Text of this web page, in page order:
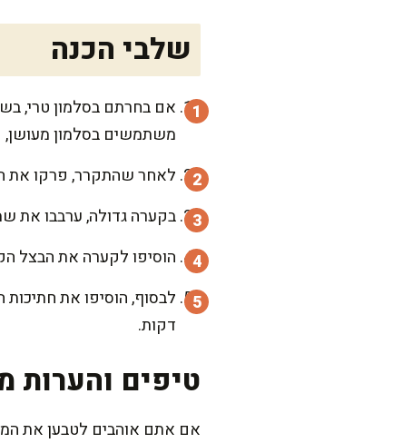
שלבי הכנה
משתמשים בסלמון
לאחר שהתקרר, פרקו את
בקערה גדולה, ערבבו את
הוסיפו לקערה את הבצל
דקות.
טיפים והערות
אם אתם אוהבים לטבען את